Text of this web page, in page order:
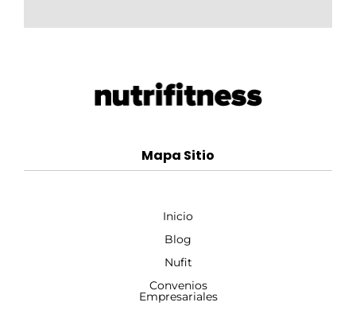
Mapa Sitio
Inicio
Blog
Nufit
Convenios
Empresariales